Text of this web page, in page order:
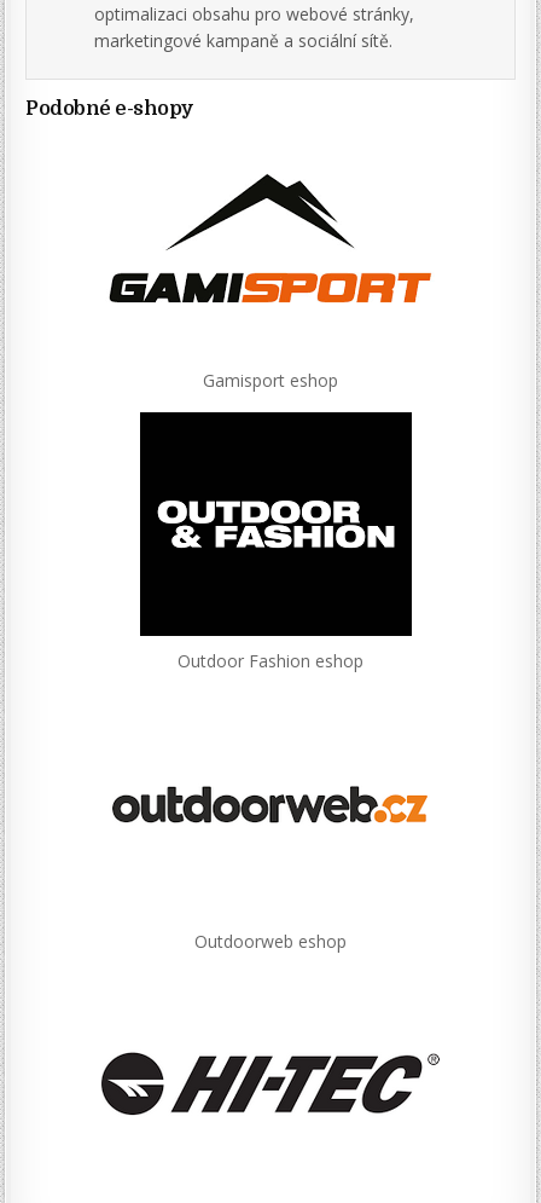
optimalizaci obsahu pro webové stránky,
marketingové kampaně a sociální sítě.
Podobné e-shopy
Gamisport eshop
Outdoor Fashion eshop
Outdoorweb eshop